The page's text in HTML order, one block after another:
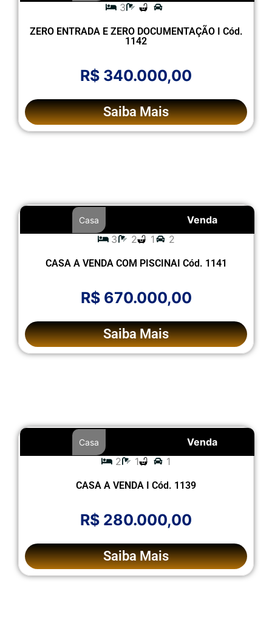
3
ZERO ENTRADA E ZERO DOCUMENTAÇÃO I Cód.
1142
R$ 340.000,00
Saiba Mais
Venda
Casa
3 2 1 2
CASA A VENDA COM PISCINAI Cód. 1141
R$ 670.000,00
Saiba Mais
Venda
Casa
2 1 1
CASA A VENDA I Cód. 1139
R$ 280.000,00
Saiba Mais